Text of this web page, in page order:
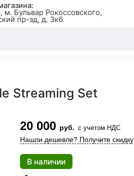
м. Бульвар Рокоссовского,
пр-зд, д. 3к6
Streaming Set
20 000 руб. с учетом НДС
Нашли дешевле? Получите
В наличии